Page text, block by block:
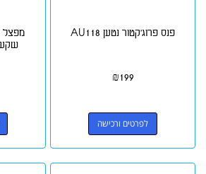
פנס פרוג'קטור נטען AU118
₪199
לפרטים ורכישה
מפצל
שקע